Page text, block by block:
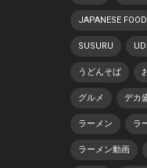
JAPANESE FOOD
SUSURU
うどんそば
グルメ デカ
ラーメン ラ
ラーメン動画